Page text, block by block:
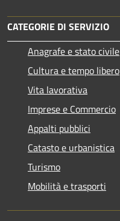
CATEGORIE DI SERVIZIO
Anagrafe e stato civile
Cultura e tempo libero
Vita lavorativa
Imprese e Commercio
Appalti pubblici
Catasto e urbanistica
Turismo
Mobilità e trasporti